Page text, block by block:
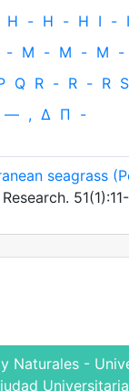
H - H - H I - I
- M - M - M -
Q R - R - R S
— , Δ Π -
seagrass
Naturales -